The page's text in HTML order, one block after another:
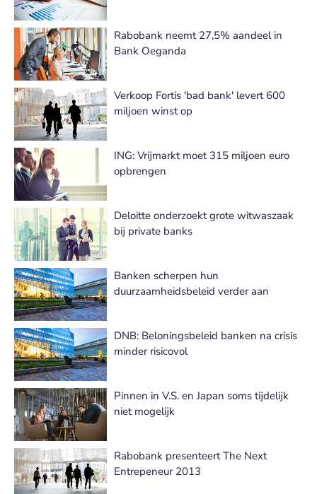
Rabobank neemt 27,5% aandeel in
Bank Oeganda
Verkoop Fortis 'bad bank' levert 600
miljoen winst op
ING: Vrijmarkt moet 315 miljoen euro
opbrengen
Deloitte onderzoekt grote witwaszaak
bij private banks
Banken scherpen hun
duurzaamheidsbeleid verder aan
DNB: Beloningsbeleid banken na crisis
minder risicovol
Pinnen in V.S. en Japan soms tijdelijk
niet mogelijk
Rabobank presenteert The Next
Entrepeneur 2013